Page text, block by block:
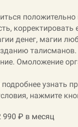
корректировать
денег, магии
Омоложение
узнать
нажмите
990 ₽ в месяц